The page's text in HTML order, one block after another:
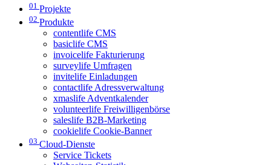
01 Projekte
02 Produkte
contentlife CMS
basiclife CMS
invoicelife Fakturierung
surveylife Umfragen
invitelife Einladungen
contactlife Adressverwaltung
xmaslife Adventkalender
volunteerlife Freiwilligenbörse
saleslife B2B-Marketing
cookielife Cookie-Banner
03 Cloud-Dienste
Service Tickets